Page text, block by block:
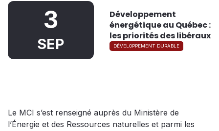
3
SEP
Développement
énergétique au Québec :
les priorités des libéraux
DÉVELOPPEMENT DURABLE
Le MCI s’est renseigné auprès du Ministère de
l’Énergie et des Ressources naturelles et parmi les